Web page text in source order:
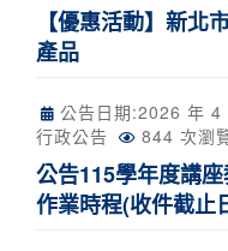
【優惠活動】新北
產品
公告日期:2026 年 4
行政公告
844 次瀏
公告115學年度講
作業時程(收件截止